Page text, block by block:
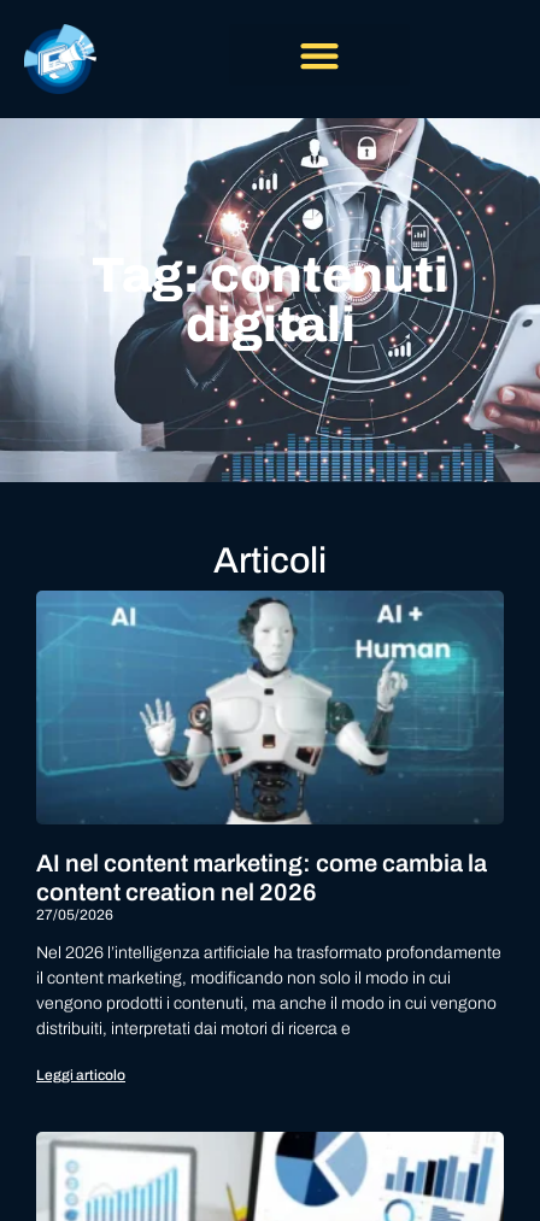
Tag: contenuti
digitali
Articoli
AI nel content marketing: come cambia la
content creation nel 2026
27/05/2026
Nel 2026 l’intelligenza artificiale ha trasformato profondamente
il content marketing, modificando non solo il modo in cui
vengono prodotti i contenuti, ma anche il modo in cui vengono
distribuiti, interpretati dai motori di ricerca e
Leggi articolo